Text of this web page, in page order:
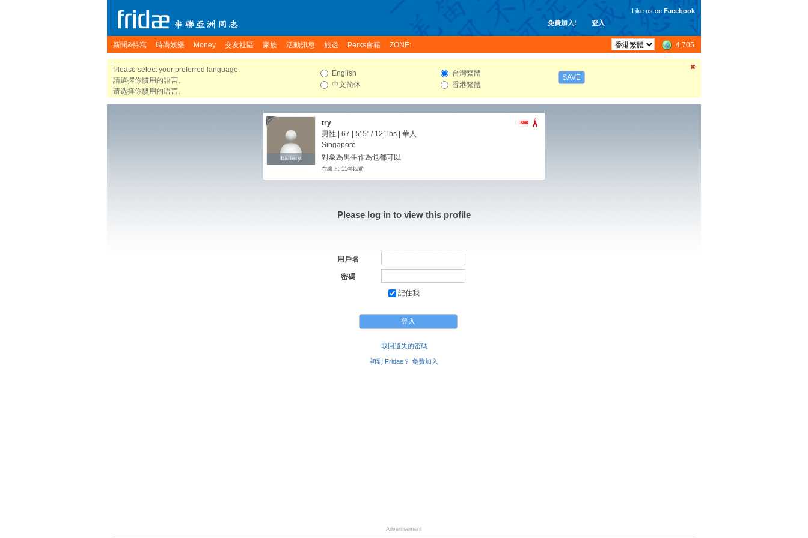
免費加入! 登入
Like us on Facebook
新聞&特寫 時尚娛樂 Money 交友社區 家族 活動訊息 旅遊 Perks會籍 ZONE: 4,705
Please select your preferred language.
請選擇你慣用的語言。
请选择你惯用的语言。
English
中文简体
台灣繁體
香港繁體
SAVE
battery
battery
try
男性 | 67 | 5' 5" / 121lbs | 華人
Singapore
對象為男生作為乜都可以
在線上: 11年以前
Please log in to view this profile
用戶名
密碼
記住我
取回遺失的密碼
初到 Fridae？ 免費加入
Advertisement